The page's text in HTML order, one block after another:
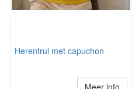
Herentrui met capuchon